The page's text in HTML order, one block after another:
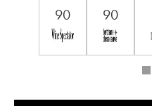
Proprietario:
Domaines
90 90